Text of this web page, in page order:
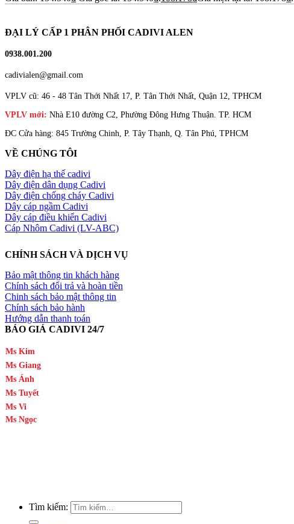
ĐẠI LÝ CẤP 1 PHÂN PHỐI CADIVI ALEN
0938.001.200
cadivialen@gmail.com
VPLV cũ: 46 - 48 Tân Thới Nhất 17, P. Tân Thới Nhất, Quận 12, TPHCM
VPLV mới: Nhà E10 đường C2, Phường Đông Hưng Thuận. TP. HCM
ĐC Cửa hàng: 845 Trường Chinh, P. Tây Thạnh, Q. Tân Phú, TPHCM
VỀ CHÚNG TÔI
Dây điện hạ thế cadivi
Dây điện dân dụng Cadivi
Dây điện chống cháy Cadivi
Dây cáp ngầm Cadivi
Dây cáp điều khiển Cadivi
Cáp Nhôm Cadivi (LV-ABC)
CHÍNH SÁCH VÀ DỊCH VỤ
Bảo mật thông tin khách hàng
Chính sách đổi trả và hoàn tiền
Chinh sách bảo mật thông tin
Chính sách bảo hành
Hướng dẫn thanh toán
BÁO GIÁ CADIVI 24/7
Ms Kim
Ms Giang
Ms Ánh
Ms Tuyết
Ms Vi
Ms Ngọc
Tìm kiếm: